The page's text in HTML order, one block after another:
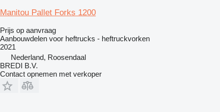
Manitou Pallet Forks 1200
Prijs op aanvraag
Aanbouwdelen voor heftrucks - heftruckvorken
2021
Nederland, Roosendaal
BREDI B.V.
Contact opnemen met verkoper